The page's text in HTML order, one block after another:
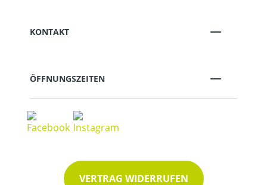
KONTAKT
ÖFFNUNGSZEITEN
VERTRAG WIDERRUFEN